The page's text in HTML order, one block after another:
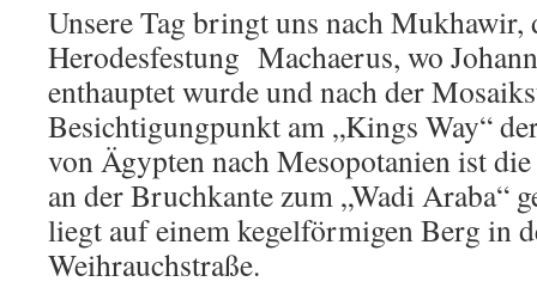
Unsere Tag bringt uns nach Mukhawir,
Herodesfestung Machaerus, wo
enthauptet wurde und nach der
Besichtigungpunkt am „Kings Way“
von Ägypten nach Mesopotanien ist
an der Bruchkante zum „Wadi Araba“
liegt auf einem kegelförmigen Berg in
Weihrauchstraße.